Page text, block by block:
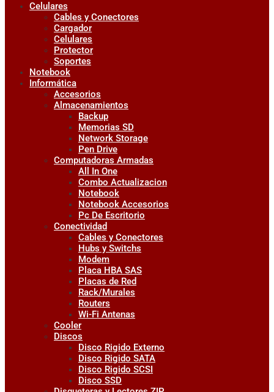
Celulares
Cables y Conectores
Cargador
Celulares
Protector
Soportes
Notebook
Informática
Accesorios
Almacenamientos
Backup
Memorias SD
Network Storage
Pen Drive
Computadoras Armadas
All In One
Combo Actualizacion
Notebook
Notebook Accesorios
Pc De Escritorio
Conectividad
Cables y Conectores
Hubs y Switchs
Modem
Placa HBA SAS
Placas de Red
Rack/Murales
Routers
Wi-Fi Antenas
Cooler
Discos
Disco Rigido Externo
Disco Rigido SATA
Disco Rigido SCSI
Disco SSD